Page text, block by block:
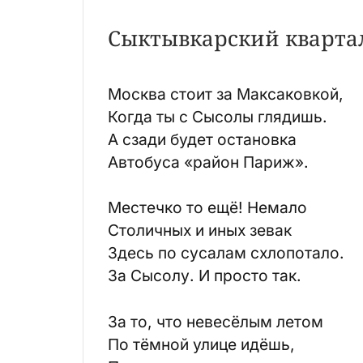
Сыктывкарский
Москва стоит за Максаковкой,
Когда ты с Сысолы глядишь.
А сзади будет остановка
Автобуса «район Париж».
Местечко то ещё! Немало
Столичных и иных зевак
Здесь по сусалам схлопотало.
За Сысолу. И просто так.
За то, что невесёлым летом
По тёмной улице идёшь,